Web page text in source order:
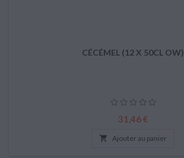
CÉCÉMEL (12 X 50CL OW)
Prix
31,46 €
 Ajouter au panier